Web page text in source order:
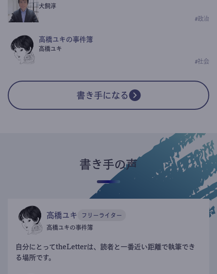
犬飼淳
#政治
高橋ユキの事件簿
高橋ユキ
#社会
書き手になる
書き手の声
高橋ユキ フリーライター
高橋ユキの事件簿
自分にとってtheLetterは、読者と一番近い距離で執筆でき
る場所です。